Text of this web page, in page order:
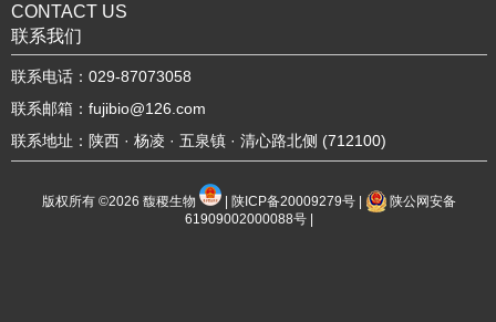
CONTACT US
联系我们
联系电话：029-87073058
联系邮箱：fujibio@126.com
联系地址：陕西 · 杨凌 · 五泉镇 · 清心路北侧 (712100)
版权所有 ©2026馥稷生物 陕ICP备20009279号
陕公网安备
61909002000088号